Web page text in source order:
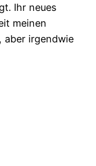
Ihr neues
meinen
aber irgendwie